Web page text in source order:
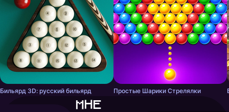
Бильярд 3D: русский бильярд Простые Шарики Стрелялки
Мне